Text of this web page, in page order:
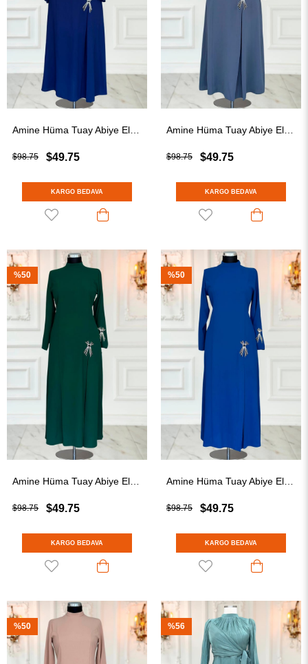
$49.75
$98.75
KARGO BEDAVA
$49.75
$98.75
KARGO BEDAVA
$49.75
$98.75
KARGO BEDAVA
%50
$49.75
$98.75
KARGO BEDAVA
%50
%50 %56